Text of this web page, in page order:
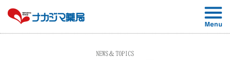
NEWS＆TOPICS